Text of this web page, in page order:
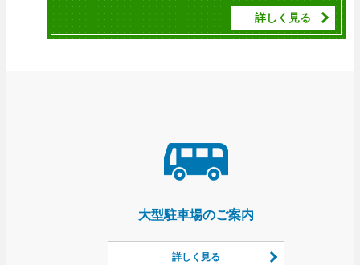
詳しく見る
大型駐車場のご案内
詳しく見る